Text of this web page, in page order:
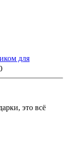
для
это всё